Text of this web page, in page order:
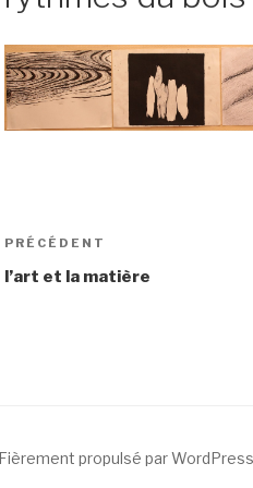
Navigation
de
Article
précédent
PRÉCÉDENT
l’art et la matière
Fièrement propulsé par WordPress